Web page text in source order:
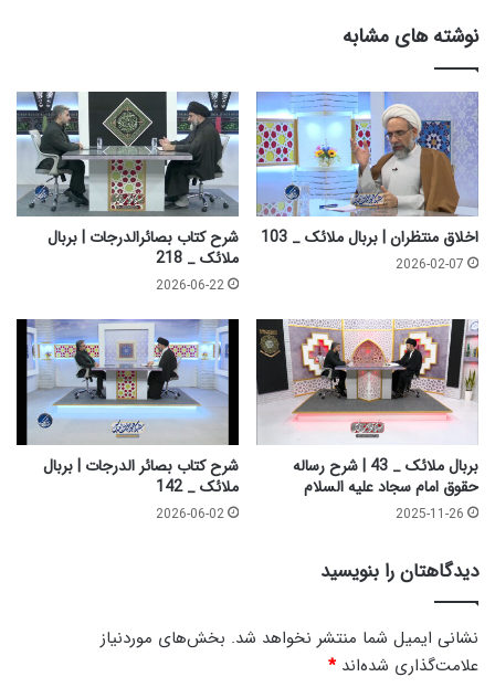
ا
ی
م
ک
ا
ر
ا
ل
ا
خ
ا
ق
3
7
|
ش
ر
ح
ر
ا
ل
ه
ح
و
ق
ا
م
م
س
ج
ا
ل
ی
ا
ل
نوشته های مشابه
اخلاق منتظران | بربال ملائک _ 103
2026-02-07
شرح کتاب بصائرالدرجات | بربال
ملائک _ 218
2026-06-22
بربال ملائک _ 43 | شرح رساله
حقوق امام سجاد علیه السلام
2025-11-26
شرح کتاب بصائر الدرجات | بربال
ملائک _ 142
2026-06-02
دیدگاهتان را بنویسید
نشانی ایمیل شما منتشر نخواهد شد. بخش‌های موردنیاز
علامت‌گذاری شده‌اند*